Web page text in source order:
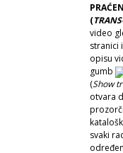
(
video
stranici
opisu
gumb
(Show
otvara
svaki